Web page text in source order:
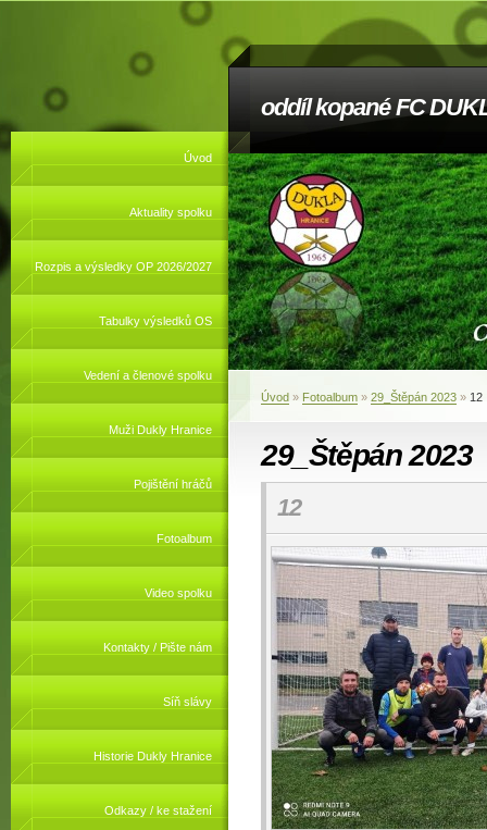
oddíl kopané FC
Úvod
Aktuality spolku
Rozpis a výsledky OP 2026/2027
Tabulky výsledků OS
Vedení a členové spolku
Muži Dukly Hranice
Pojištění hráčů
Fotoalbum
Video spolku
Kontakty / Pište nám
Síň slávy
Historie Dukly Hranice
Odkazy / ke stažení
Úvod » Fotoalbum » 29_Štěpán 2023 » 12
29_Štěpán 2023
12